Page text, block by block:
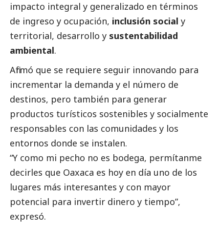
impacto integral y generalizado en términos
de ingreso y ocupación, inclusión social y
territorial, desarrollo y sustentabilidad
ambiental.
Afirmó que se requiere seguir innovando para
incrementar la demanda y el número de
destinos, pero también para generar
productos turísticos sostenibles y socialmente
responsables con las comunidades y los
entornos donde se instalen.
“Y como mi pecho no es bodega, permítanme
decirles que Oaxaca es hoy en día uno de los
lugares más interesantes y con mayor
potencial para invertir dinero y tiempo”,
expresó.